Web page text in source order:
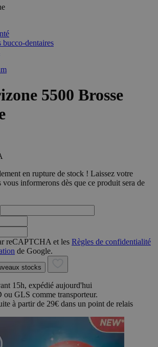
bucco-dentaires
5500 Brosse
en rupture de stock ! Laissez votre
vous informerons dès que ce produit sera de
reCAPTCHA et les Règles de confidentialité
de Google.
stocks
15h, expédié aujourd'hui
GLS comme transporteur.
à partir de 29€ dans un point de relais